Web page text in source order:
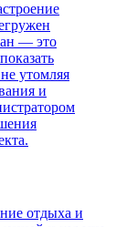
— это
утомляя
и
отдыха и